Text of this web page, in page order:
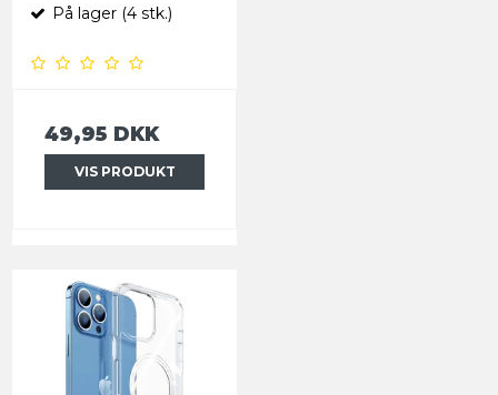
På lager (4 stk.)
49,95 DKK
VIS PRODUKT